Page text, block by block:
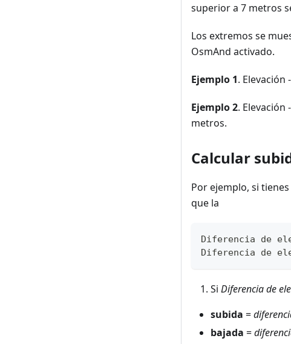
superior a 7 metros
Los extremos se
OsmAnd activado.
Ejemplo 1. Elevación
Ejemplo 2. Elevación
metros.
Calcular
Por ejemplo, si
que la
Diferencia de
Diferencia de
Si Diferencia de
subida =
bajada =